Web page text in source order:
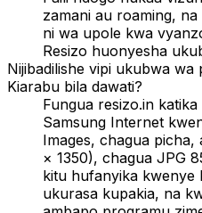
zamani au roaming,
ni wa upole kwa
Resizo huonyesha
Nijibadilishe vipi ukubwa
Kiarabu bila dawati?
Fungua resizo.in
Samsung Internet
Images, chagua picha,
× 1350), chagua JPG
kitu hufanyika kwenye
ukurasa kupakia, na